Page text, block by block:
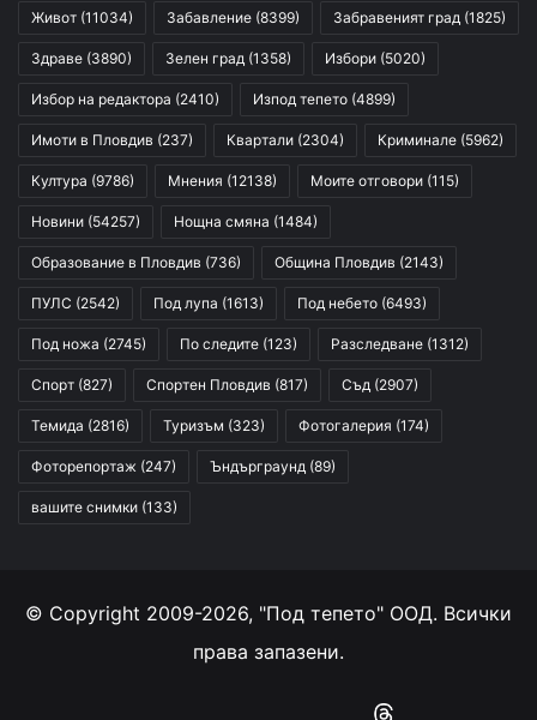
Живот (11034) Забавление (8399) Забравеният град (1825)
Здраве (3890) Зелен град (1358) Избори (5020)
Избор на редактора (2410) Изпод тепето (4899)
Имоти в Пловдив (237) Квартали (2304) Криминале (5962)
Култура (9786) Мнения (12138) Моите отговори (115)
Новини (54257) Нощна смяна (1484)
Образование в Пловдив (736) Община Пловдив (2143)
ПУЛС (2542) Под лупа (1613) Под небето (6493)
Под ножа (2745) По следите (123) Разследване (1312)
Спорт (827) Спортен Пловдив (817) Съд (2907)
Темида (2816) Туризъм (323) Фотогалерия (174)
Фоторепортаж (247) Ъндърграунд (89)
вашите снимки (133)
© Copyright 2009-2026, "Под тепето" ООД. Всички
права запазени.
Instagram
RSS